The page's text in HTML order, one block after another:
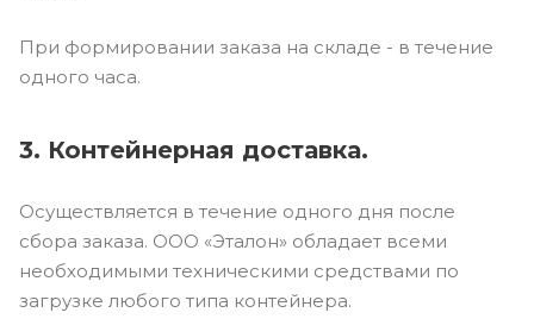
При формировании заказа на складе - в течение
одного часа.
3. Контейнерная доставка.
Осуществляется в течение одного дня после
сбора заказа. ООО «Эталон» обладает всеми
необходимыми техническими средствами по
загрузке любого типа контейнера.